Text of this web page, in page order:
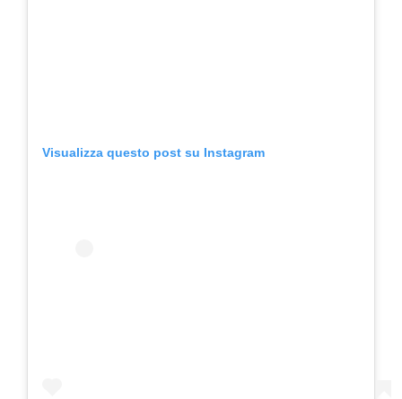
Visualizza questo post su Instagram